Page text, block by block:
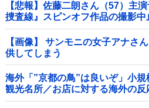
【悲報】佐藤二朗さん（57）主
捜査線』スピンオフ作品の撮影中
定・・・・・・・・・他
【画像】 サンモニの女子アナさ
供してしまう
海外「”京都の鳥”は良いぞ」小
観光名所／お店に対する海外の反